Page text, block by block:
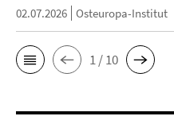
02.07.2026 Osteuropa-Institut
1 / 10